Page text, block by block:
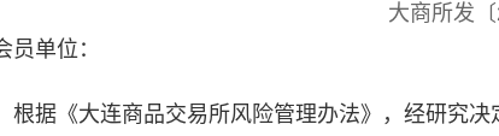
大商所发
员单位：
根据《大连商品交易所风险管理办法》，经研究决